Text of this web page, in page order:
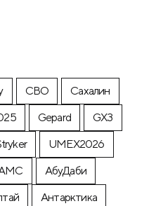
CВО
Cахалин
Gepard
GX3
UMEX2026
АбуДаби
Антарктика